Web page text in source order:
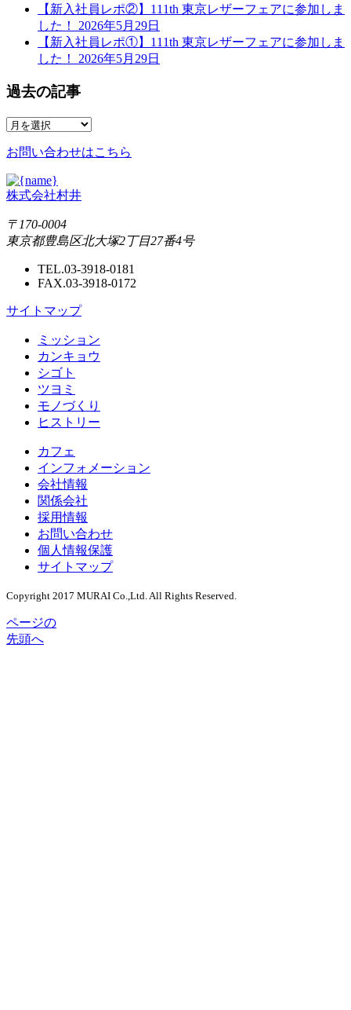
【新入社員レポ②】111th 東京レザーフェアに参加しま
した！ 2026年5月29日
【新入社員レポ①】111th 東京レザーフェアに参加しま
した！ 2026年5月29日
過去の記事
お問い合わせはこちら
株式会社村井
〒170-0004
東京都豊島区北大塚2丁目27番4号
TEL.03-3918-0181
FAX.03-3918-0172
サイトマップ
ミッション
カンキョウ
シゴト
ツヨミ
モノづくり
ヒストリー
カフェ
インフォメーション
会社情報
関係会社
採用情報
お問い合わせ
個人情報保護
サイトマップ
Copyright 2017 MURAI Co.,Ltd. All Rights Reserved.
ページの
先頭へ